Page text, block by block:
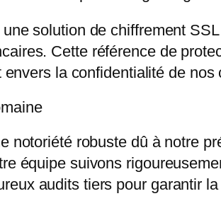
solution de chiffrement
Cette référence de
la confidentialité de nos
notoriété robuste dû à notre
équipe suivons
audits tiers pour garantir